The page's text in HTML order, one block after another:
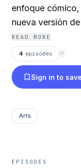
enfoque
nueva versión de
Cuando la
subir tu audio a
no es necesario
importante es el
READ MORE
4 episodes ⟳
Sign in to save
Arts
EPISODES